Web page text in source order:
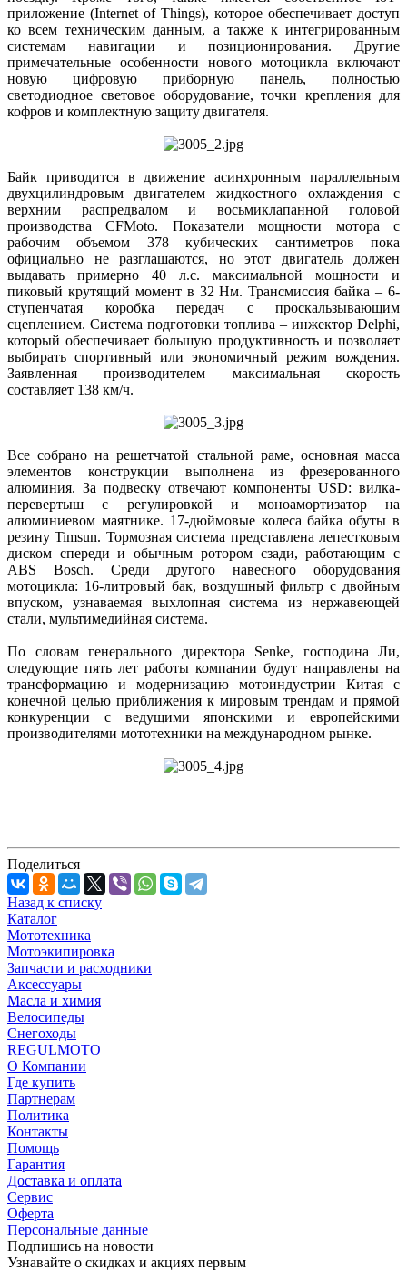
приложение (Internet of Things), которое обеспечивает доступ
ко всем техническим данным, а также к интегрированным
системам навигации и позиционирования. Другие
примечательные особенности нового мотоцикла включают
новую цифровую приборную панель, полностью
светодиодное световое оборудование, точки крепления для
кофров и комплектную защиту двигателя.
Байк приводится в движение асинхронным параллельным
двухцилиндровым двигателем жидкостного охлаждения с
верхним распредвалом и восьмиклапанной головой
производства CFMoto. Показатели мощности мотора с
рабочим объемом 378 кубических сантиметров пока
официально не разглашаются, но этот двигатель должен
выдавать примерно 40 л.с. максимальной мощности и
пиковый крутящий момент в 32 Нм. Трансмиссия байка – 6-
ступенчатая коробка передач с проскальзывающим
сцеплением. Система подготовки топлива – инжектор Delphi,
который обеспечивает большую продуктивность и позволяет
выбирать спортивный или экономичный режим вождения.
Заявленная производителем максимальная скорость
составляет 138 км/ч.
Все собрано на решетчатой стальной раме, основная масса
элементов конструкции выполнена из фрезерованного
алюминия. За подвеску отвечают компоненты USD: вилка-
перевертыш с регулировкой и моноамортизатор на
алюминиевом маятнике. 17-дюймовые колеса байка обуты в
резину Timsun. Тормозная система представлена лепестковым
диском спереди и обычным ротором сзади, работающим с
ABS Bosch. Среди другого навесного оборудования
мотоцикла: 16-литровый бак, воздушный фильтр с двойным
впуском, узнаваемая выхлопная система из нержавеющей
стали, мультимедийная система.
По словам генерального директора Senke, господина Ли,
следующие пять лет работы компании будут направлены на
трансформацию и модернизацию мотоиндустрии Китая с
конечной целью приближения к мировым трендам и прямой
конкуренции с ведущими японскими и европейскими
производителями мототехники на международном рынке.
Поделиться
Назад к списку
Каталог
Мототехника
Мотоэкипировка
Запчасти и расходники
Аксессуары
Масла и химия
Велосипеды
Снегоходы
REGULMOTO
О Компании
Где купить
Партнерам
Политика
Контакты
Помощь
Гарантия
Доставка и оплата
Сервис
Оферта
Персональные данные
Подпишись на новости
Узнавайте о скидках и акциях первым